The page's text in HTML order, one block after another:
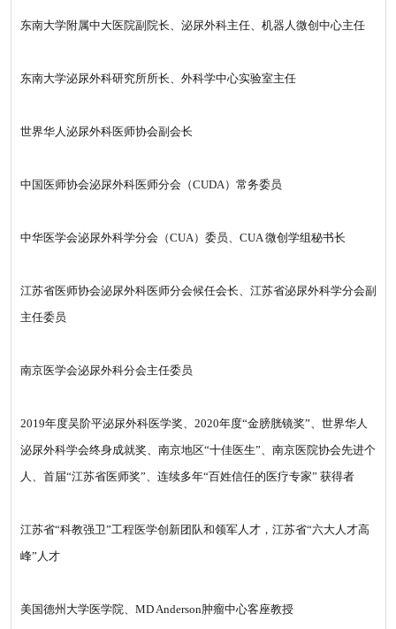
东南大学附属中大医院副院长、泌尿外科主任、机器人微创中心主任
东南大学泌尿外科研究所所长、外科学中心实验室主任
世界华人泌尿外科医师协会副会长
中国医师协会泌尿外科医师分会（CUDA）常务委员
中华医学会泌尿外科学分会（CUA）委员、CUA 微创学组秘书长
江苏省医师协会泌尿外科医师分会候任会长、江苏省泌尿外科学分会副
主任委员
南京医学会泌尿外科分会主任委员
2019年度吴阶平泌尿外科医学奖、2020年度“金膀胱镜奖”、世界华人
泌尿外科学会终身成就奖、南京地区“十佳医生”、南京医院协会先进个
人、首届“江苏省医师奖”、连续多年“百姓信任的医疗专家” 获得者
江苏省“科教强卫”工程医学创新团队和领军人才，江苏省“六大人才高
峰”人才
美国德州大学医学院、MD Anderson肿瘤中心客座教授